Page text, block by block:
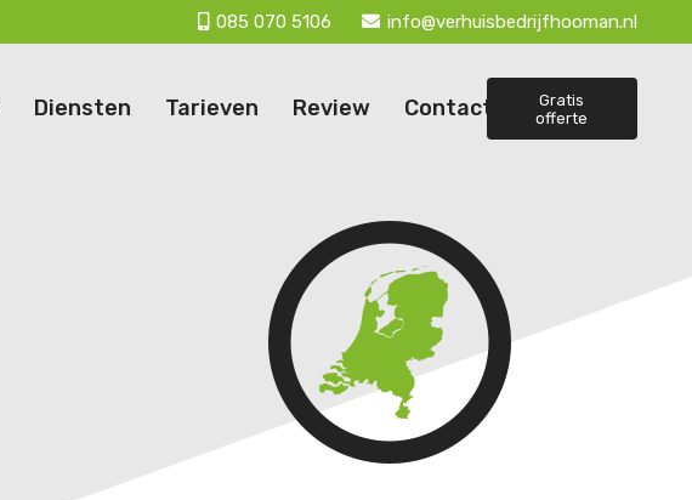
085 070 5106 info@verhuisbedrijfhooman.nl
Diensten Tarieven Review Contact
Gratis
offerte